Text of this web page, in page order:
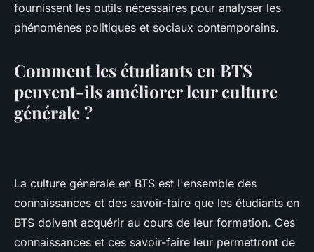
fournissent les outils nécessaires pour analyser les
phénomènes politiques et sociaux contemporains.
Comment les étudiants en BTS
peuvent-ils améliorer leur culture
générale ?
La culture générale en BTS est l'ensemble des
connaissances et des savoir-faire que les étudiants en
BTS doivent acquérir au cours de leur formation. Ces
connaissances et ces savoir-faire leur permettront de